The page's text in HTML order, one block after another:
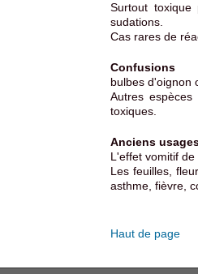
Surtout toxique
sudations.
Cas rares de
Confusions
bulbes d'oignon
Autres
toxiques.
Anciens
L'effet vomitif de
Les feuilles,
asthme, fièvre,
Haut de page